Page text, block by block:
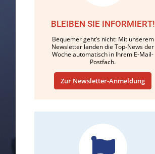
BLEIBEN SIE INFORMIERT!
Bequemer geht’s nicht: Mit unserem
Newsletter landen die Top-News der
Woche automatisch in Ihrem E-Mail-
Postfach.
Zur Newsletter-Anmeldung